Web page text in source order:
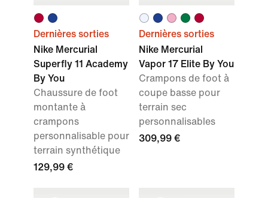
Dernières sorties
Nike Mercurial
Superfly 11 Academy
By You
Chaussure de foot
montante à
crampons
personnalisable pour
terrain synthétique
129,99 €
Dernières sorties
Nike Mercurial
Vapor 17 Elite By You
Crampons de foot à
coupe basse pour
terrain sec
personnalisables
309,99 €